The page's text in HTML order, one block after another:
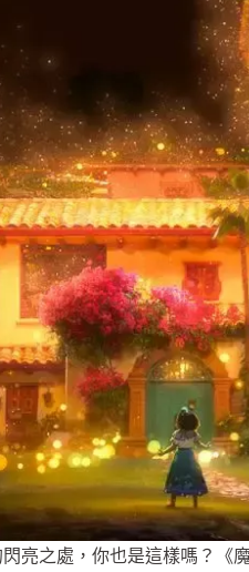
亮之處，你也是這樣嗎？《